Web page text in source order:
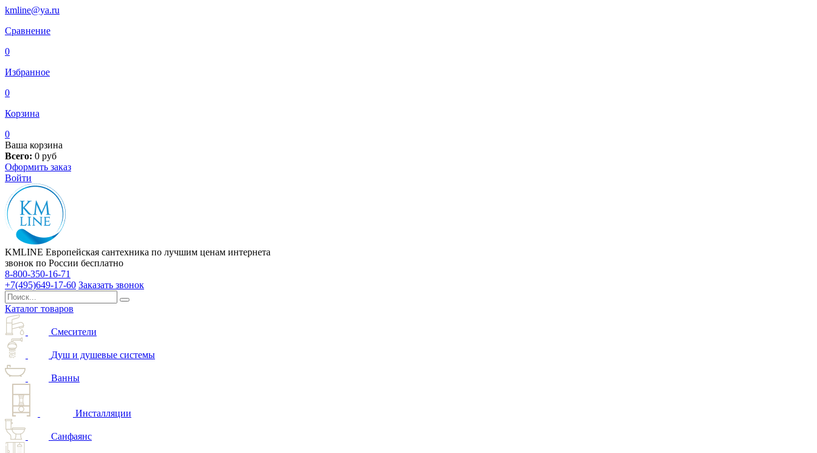
kmline@ya.ru
Сравнение
0
Избранное
0
Корзина
0
Ваша корзина
Всего: 0 руб
Оформить заказ
Войти
KMLINE Европейская сантехника по лучшим ценам интернета
звонок по России бесплатно
8-800-350-16-71
+7(495)649-17-60 Заказать звонок
Каталог товаров
Смесители
Душ и душевые системы
Ванны
Инсталляции
Санфаянс